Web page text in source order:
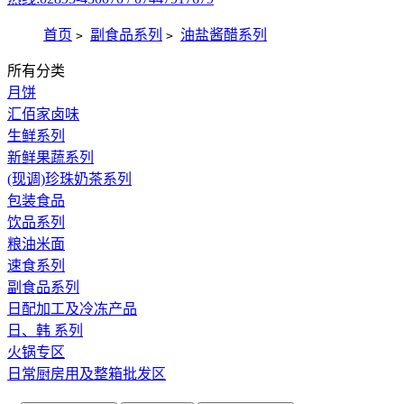
首页 > 副食品系列 > 油盐酱醋系列
所有分类
月饼
汇佰家卤味
生鲜系列
新鲜果蔬系列
(现调)珍珠奶茶系列
包装食品
饮品系列
粮油米面
速食系列
副食品系列
日配加工及冷冻产品
日、韩 系列
火锅专区
日常厨房用及整箱批发区